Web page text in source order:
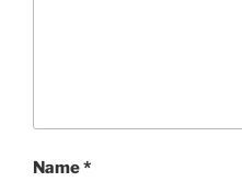
Name*